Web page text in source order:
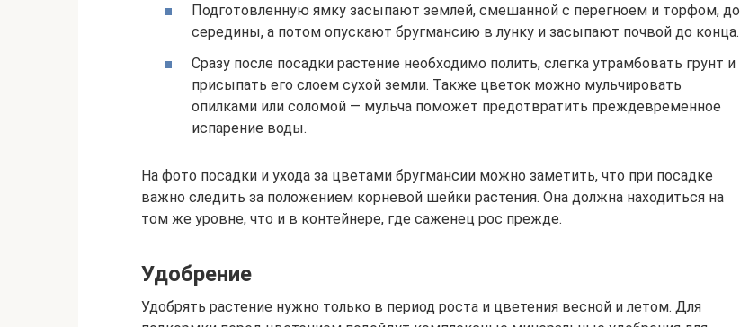
Подготовленную ямку засыпают землей, смешанной с перегноем и торфом, до
середины, а потом опускают бругмансию в лунку и засыпают почвой до конца.
Сразу после посадки растение необходимо полить, слегка утрамбовать грунт и
присыпать его слоем сухой земли. Также цветок можно мульчировать
опилками или соломой — мульча поможет предотвратить преждевременное
испарение воды.
На фото посадки и ухода за цветами бругмансии можно заметить, что при посадке
важно следить за положением корневой шейки растения. Она должна находиться на
том же уровне, что и в контейнере, где саженец рос прежде.
Удобрение
Удобрять растение нужно только в период роста и цветения весной и летом. Для